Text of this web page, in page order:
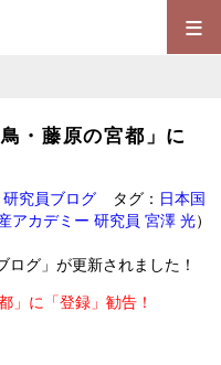
≡
・藤原の宮都」に
研究員ブログタグ： 日本国
アカデミー 研究員 宮澤 光）
ログ」が更新されました！
」に「登録」勧告！